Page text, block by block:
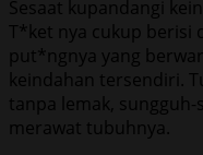
Sesaat kupandangi
T*ket nya cukup berisi
put*ngnya yang
keindahan tersendiri.
tanpa lemak, sungguh-
merawat tubuhnya.